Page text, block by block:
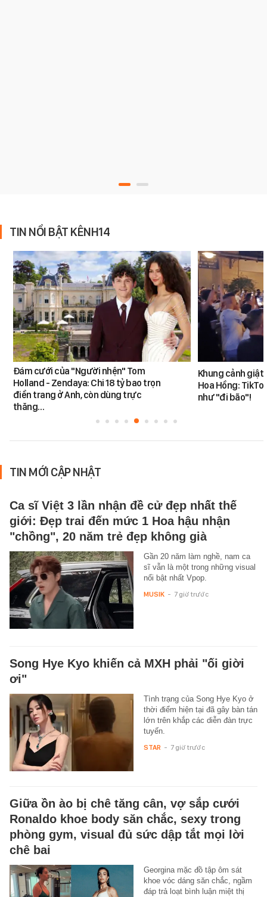
TIN NỔI BẬT KÊNH14
Đám cưới của "Người nhện" Tom
Holland - Zendaya: Chi 18 tỷ bao trọn
điền trang ở Anh, còn dùng trực
thăng…
Khung cảnh
Hoa Hồng:
như "đi bão"!
TIN MỚI CẬP NHẬT
Ca sĩ Việt 3 lần nhận đề cử đẹp nhất thế
giới: Đẹp trai đến mức 1 Hoa hậu nhận
"chồng", 20 năm trẻ đẹp không già
Gần 20 năm làm nghề, nam ca
sĩ vẫn là một trong những visual
nổi bật nhất Vpop.
MUSIK - 7 giờ trước
Song Hye Kyo khiến cả MXH phải "ối giời
ơi"
Tình trạng của Song Hye Kyo ở
thời điểm hiện tại đã gây bàn tán
lớn trên khắp các diễn đàn trực
tuyến.
STAR - 7 giờ trước
Giữa ồn ào bị chê tăng cân, vợ sắp cưới
Ronaldo khoe body săn chắc, sexy trong
phòng gym, visual đủ sức dập tắt mọi lời
chê bai
Georgina mặc đồ tập ôm sát
khoe vóc dáng săn chắc, ngầm
đáp trả loạt bình luận miệt thị